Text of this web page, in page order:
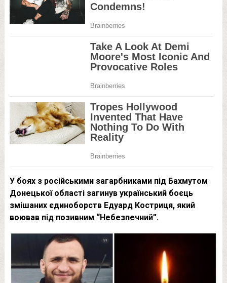
У боях з російськими загарбниками під Бахмутом
Донецької області загинув український боєць
змішаних єдиноборств Едуард Костриця, який
воював під позивним “Небезпечний”.